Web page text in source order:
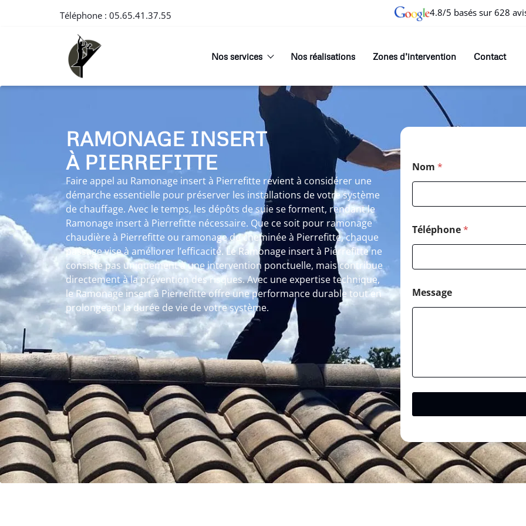
Téléphone : 05.65.41.37.55 4.8/5 basés sur 628
Nos services Nos réalisations Zones d’intervention Contact
RAMONAGE INSERT
À PIERREFITTE
Faire appel au Ramonage insert à Pierrefitte revient à considérer une
démarche essentielle pour préserver les installations de votre système
de chauffage. Avec le temps, les dépôts de suie se forment, rendant le
Ramonage insert à Pierrefitte nécessaire. Que ce soit pour ramonage
chaudière à Pierrefitte ou ramonage de cheminée à Pierrefitte, chaque
passage vise à améliorer l’efficacité. Le Ramonage insert à Pierrefitte ne
consiste pas uniquement à une intervention ponctuelle, mais contribue
directement à la prévention des risques. Avec une expertise technique,
le Ramonage insert à Pierrefitte offre une performance durable tout en
prolongeant la durée de vie de votre système.
Nom *
Téléphone*
Message